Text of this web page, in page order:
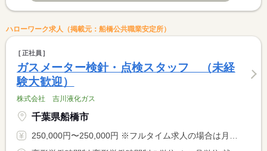
ハローワーク求人（掲載元：船橋公共職業安定所）
正社員
ガスメーター検針・点検スタッフ （未経
験大歓迎）
株式会社 吉川液化ガス
千葉県船橋市
250,000円〜250,000円 ※フルタイム求人の場合は月額（換算額）、パート求人の場合は時間額を表示しています。